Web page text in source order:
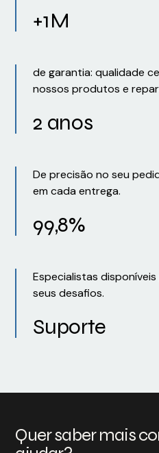
+1M
de garantia: qualidade
nossos produtos e
2 anos
De precisão no seu
em cada entrega.
99,8%
Especialistas
seus desafios.
Suporte
Quer saber mais